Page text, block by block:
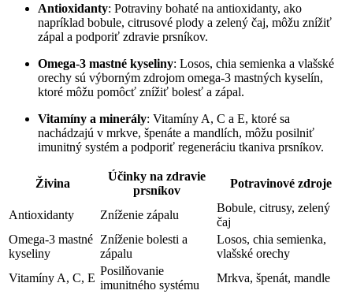
Antioxidanty: Potraviny bohaté na antioxidanty, ako
napríklad bobule, citrusové plody a zelený čaj, môžu znížiť
zápal a podporiť zdravie prsníkov.
Omega-3 mastné kyseliny: Losos, chia semienka a vlašské
orechy sú výborným zdrojom omega-3 mastných kyselín,
ktoré môžu pomôcť znížiť bolesť a zápal.
Vitamíny a minerály: Vitamíny A, C a E, ktoré sa
nachádzajú v mrkve, špenáte a mandlích, môžu posilniť
imunitný systém a podporiť regeneráciu tkaniva prsníkov.
Živina
Účinky na zdravie
prsníkov
Potravinové zdroje
Antioxidanty Zníženie zápalu
Bobule, citrusy, zelený
čaj
Omega-3 mastné
kyseliny
Zníženie bolesti a
zápalu
Losos, chia semienka,
vlašské orechy
Vitamíny A, C, E
Posilňovanie
imunitného systému
Mrkva, špenát, mandle